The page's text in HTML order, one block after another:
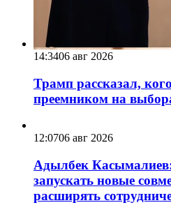
14:3406 авг 2026
Трамп рассказал,
преемником на
12:0706 авг 2026
Адылбек
запускать новые
расширять